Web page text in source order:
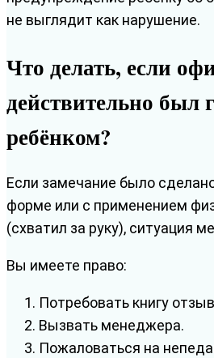
не выглядит как нарушение.
Что делать, если
действительно был
ребёнком?
Если замечание было
форме или с применением
(схватил за руку), ситуация
Вы имеете право:
Потребовать книгу
Вызвать менеджера.
Пожаловаться на